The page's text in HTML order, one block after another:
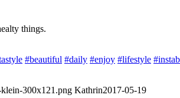
things.
#beautiful #daily #enjoy #lifestyle
300x121.png Kathrin2017-05-19